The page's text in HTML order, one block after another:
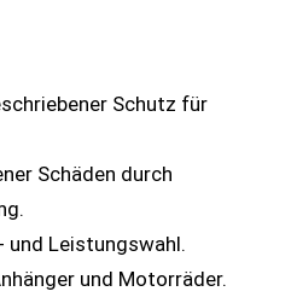
Schutz für
Schäden durch
und Leistungswahl.
und Motorräder.